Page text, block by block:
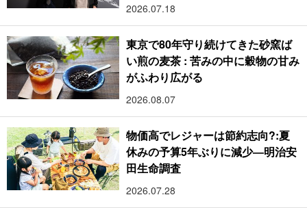
2026.07.18
東京で80年守り続けてきた砂窯ば
い煎の麦茶 : 苦みの中に穀物の甘み
がふわり広がる
2026.08.07
物価高でレジャーは節約志向?:夏
休みの予算5年ぶりに減少―明治安
田生命調査
2026.07.28